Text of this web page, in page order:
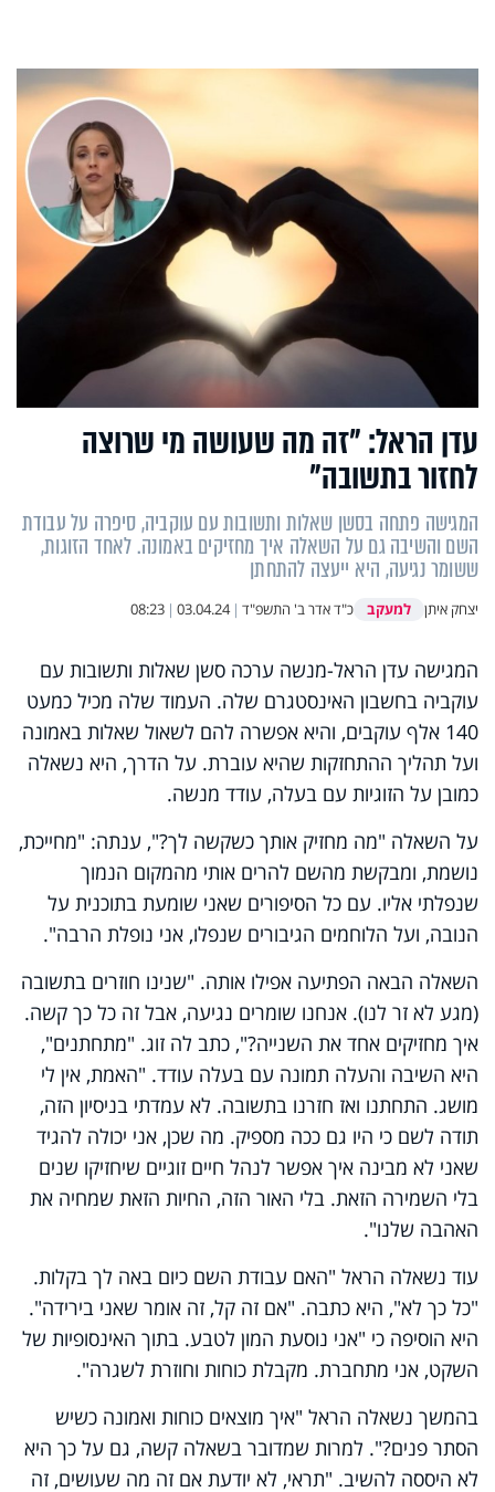
עדן הראל: "זה מה שעושה מי שרוצה
לחזור בתשובה"
המגישה פתחה בסשן שאלות ותשובות עם עוקביה, סיפרה על עבודת
השם והשיבה גם על השאלה איך מחזיקים באמונה. לאחד הזוגות,
ששומר נגיעה, היא ייעצה להתחתן
יצחק איתן למעקב כ"ד אדר ב' התשפ"ד |
03.04.24
|
08:23
המגישה עדן הראל-מנשה ערכה סשן שאלות ותשובות עם
עוקביה בחשבון האינסטגרם שלה. העמוד שלה מכיל כמעט
140 אלף עוקבים, והיא אפשרה להם לשאול שאלות באמונה
ועל תהליך ההתחזקות שהיא עוברת. על הדרך, היא נשאלה
כמובן על הזוגיות עם בעלה, עודד מנשה.
על השאלה "מה מחזיק אותך כשקשה לך?", ענתה: "מחייכת,
נושמת, ומבקשת מהשם להרים אותי מהמקום הנמוך
שנפלתי אליו. עם כל הסיפורים שאני שומעת בתוכנית על
הנובה, ועל הלוחמים הגיבורים שנפלו, אני נופלת הרבה".
השאלה הבאה הפתיעה אפילו אותה. "שנינו חוזרים בתשובה
(מגע לא זר לנו). אנחנו שומרים נגיעה, אבל זה כל כך קשה.
איך מחזיקים אחד את השנייה?", כתב לה זוג. "מתחתנים",
היא השיבה והעלה תמונה עם בעלה עודד. "האמת, אין לי
מושג. התחתנו ואז חזרנו בתשובה. לא עמדתי בניסיון הזה,
תודה לשם כי היו גם ככה מספיק. מה שכן, אני יכולה להגיד
שאני לא מבינה איך אפשר לנהל חיים זוגיים שיחזיקו שנים
בלי השמירה הזאת. בלי האור הזה, החיות הזאת שמחיה את
האהבה שלנו".
עוד נשאלה הראל "האם עבודת השם כיום באה לך בקלות.
"כל כך לא", היא כתבה. "אם זה קל, זה אומר שאני בירידה".
היא הוסיפה כי "אני נוסעת המון לטבע. בתוך האינסופיות של
השקט, אני מתחברת. מקבלת כוחות וחוזרת לשגרה".
בהמשך נשאלה הראל "איך מוצאים כוחות ואמונה כשיש
הסתר פנים?". למרות שמדובר בשאלה קשה, גם על כך היא
לא היססה להשיב. "תראי, לא יודעת אם זה מה שעושים, זה